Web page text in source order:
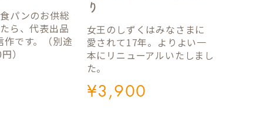
パンのお供総
ら、代表出品
作です。（別途
）
り
女王のしずくはみなさまに
愛されて17年。よりよい一
本にリニューアルいたしまし
た。
¥3,900